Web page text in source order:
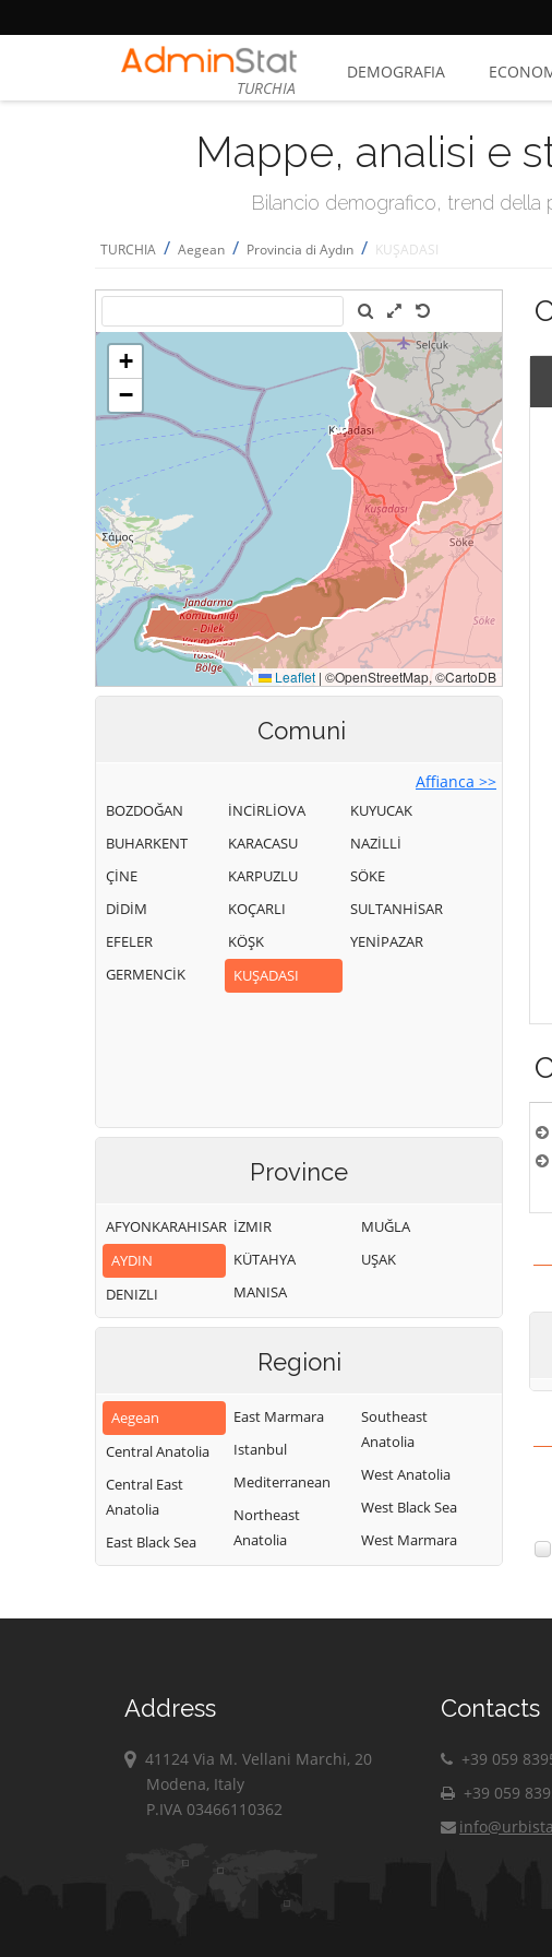
TURCHIA
DEMOGRAFIA
Mappe, analisi e
Bilancio demografico, trend della
TURCHIA / Aegean / Provincia di Aydın / KUŞADASI
Comuni
Affianca >>
BOZDOĞAN
BUHARKENT
ÇİNE
DİDİM
EFELER
GERMENCİK
İNCİRLİOVA
KARACASU
KARPUZLU
KOÇARLI
KÖŞK
KUŞADASI
KUYUCAK
NAZİLLİ
SÖKE
SULTANHİSAR
YENİPAZAR
Province
AFYONKARAHISAR
AYDIN
DENIZLI
İZMIR
KÜTAHYA
MANISA
MUĞLA
UŞAK
Regioni
Aegean
Central Anatolia
Central East
Anatolia
East Black Sea
East Marmara
Istanbul
Mediterranean
Northeast
Anatolia
Southeast
Anatolia
West Anatolia
West Black Sea
West Marmara
Address
41124 Via M. Vellani Marchi, 20
Modena, Italy
P.IVA 03466110362
Contacts
+39 059
+39 059